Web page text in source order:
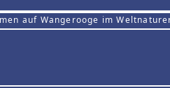
auf Wangerooge im